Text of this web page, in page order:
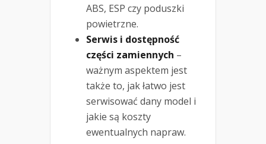
ABS, ESP czy poduszki
powietrzne.
Serwis i dostępność
części zamiennych –
ważnym aspektem jest
także to, jak łatwo jest
serwisować dany model i
jakie są koszty
ewentualnych napraw.